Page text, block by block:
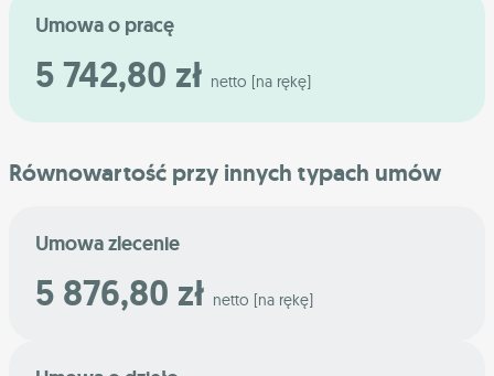
Umowa o pracę
5 742,80 zł netto [na rękę]
Równowartość przy innych typach umów
Umowa zlecenie
5 876,80 zł netto [na rękę]